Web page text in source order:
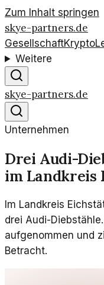
Zum Inhalt springen
skye-partners.de
GesellschaftKrypto
Weitere
skye-partners.de
Unternehmen
Drei Audi-
im Landkreis
Im Landkreis
drei Audi-
aufgenommen und
Betracht.